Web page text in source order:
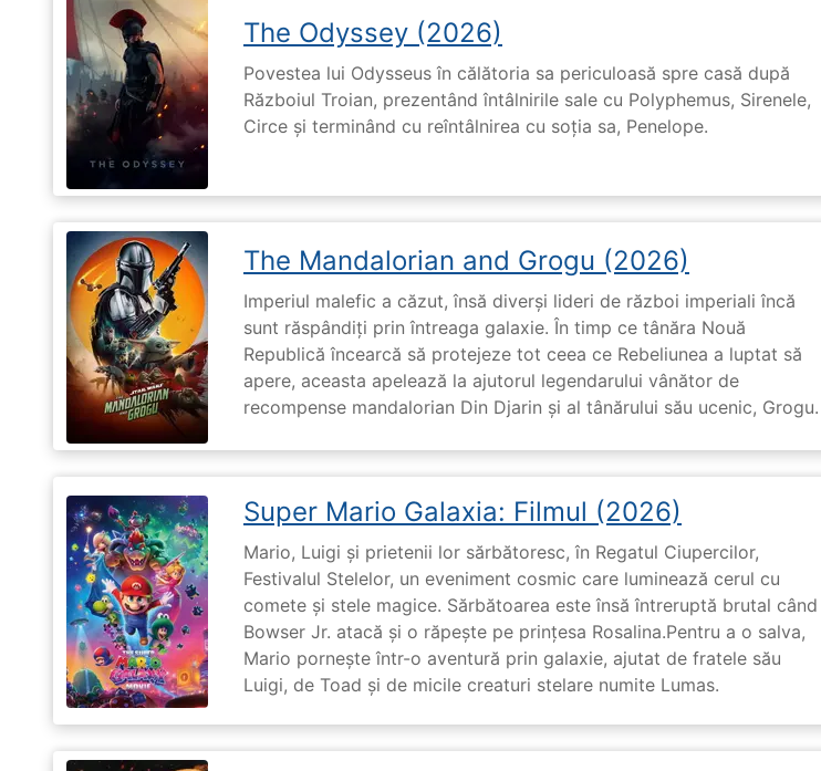
The Odyssey (2026)
Povestea lui Odysseus în călătoria sa periculoasă spre casă după
Războiul Troian, prezentând întâlnirile sale cu Polyphemus, Sirenele,
Circe și terminând cu reîntâlnirea cu soția sa, Penelope.
The Mandalorian and Grogu (2026)
Imperiul malefic a căzut, însă diverși lideri de război imperiali încă
sunt răspândiți prin întreaga galaxie. În timp ce tânăra Nouă
Republică încearcă să protejeze tot ceea ce Rebeliunea a luptat să
apere, aceasta apelează la ajutorul legendarului vânător de
recompense mandalorian Din Djarin și al tânărului său ucenic, Grogu.
Super Mario Galaxia: Filmul (2026)
Mario, Luigi și prietenii lor sărbătoresc, în Regatul Ciupercilor,
Festivalul Stelelor, un eveniment cosmic care luminează cerul cu
comete și stele magice. Sărbătoarea este însă întreruptă brutal când
Bowser Jr. atacă și o răpește pe prinţesa Rosalina.Pentru a o salva,
Mario pornește într-o aventură prin galaxie, ajutat de fratele său
Luigi, de Toad și de micile creaturi stelare numite Lumas.